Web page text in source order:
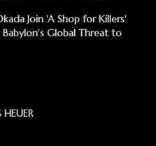
Join 'A Shop for Killers'
Babylon's Global Threat to